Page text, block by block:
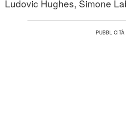
Ludovic Hughes, Simone